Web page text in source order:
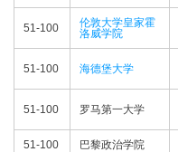
51-100
伦敦大学皇家霍
洛威学院
51-100 海德堡大学
51-100 罗马第一大学
51-100 巴黎政治学院